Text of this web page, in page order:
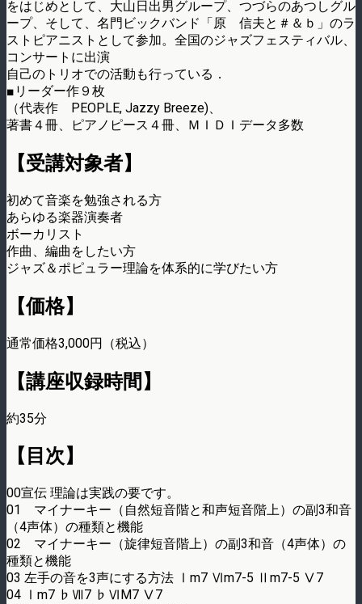
をはじめとして、大山日出男グループ、つづらのあつしグル
ープ、そして、名門ビックバンド「原 信夫と＃＆ｂ」のラ
ストピアニストとして参加。全国のジャズフェスティバル、
コンサートに出演
自己のトリオでの活動も行っている．
■リーダー作９枚
（代表作 PEOPLE, Jazzy Breeze)、
著書４冊、ピアノピース４冊、ＭＩＤＩデータ多数
【受講対象者】
初めて音楽を勉強される方
あらゆる楽器演奏者
ボーカリスト
作曲、編曲をしたい方
ジャズ＆ポピュラー理論を体系的に学びたい方
【価格】
通常価格3,000円（税込）
【講座収録時間】
約35分
【目次】
00宣伝 理論は実践の要です。
01 マイナーキー（自然短音階と和声短音階上）の副3和音
（4声体）の種類と機能
02 マイナーキー（旋律短音階上）の副3和音（4声体）の
種類と機能
03 左手の音を3声にする方法 Ⅰm7 Ⅵm7-5 Ⅱm7-5 Ⅴ7
04 Ⅰm7 ♭Ⅶ7 ♭ⅥM7 Ⅴ7